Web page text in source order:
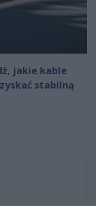
jakie kable
stabilną